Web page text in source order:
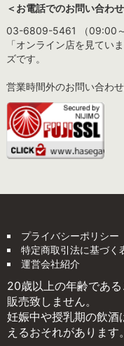
＜お電話でのお問い合わ
03-6809-5461 （09:00～
「オンライン店を見てい
ズです。
営業時間外のお問い合わ
プライバシーポリシー
特定商取引法に基づく
運営会社紹介
20歳以上の年齢であ
販売致しません。
妊娠中や授乳期の飲酒
えるおそれがあります。